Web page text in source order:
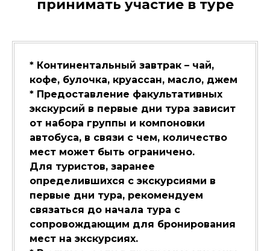
принимать участие в туре
* Континентальный завтрак – чай,
кофе, булочка, круассан, масло, джем
* Предоставление факультативных
экскурсий в первые дни тура зависит
от набора группы и компоновки
автобуса, в связи с чем, количество
мест может быть ограничено.
Для туристов, заранее
определившихся с экскурсиями в
первые дни тура, рекомендуем
связаться до начала тура с
сопровождающим для бронирования
мест на экскурсиях.